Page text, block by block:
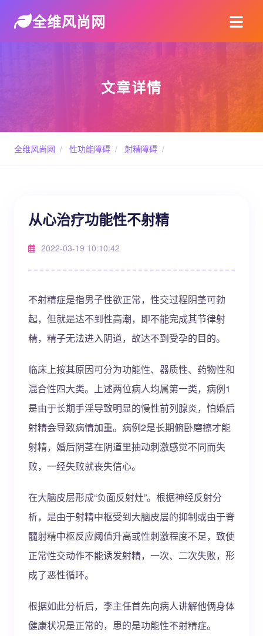
全维风尚网
文章详情
全维风尚网 / 性功能障碍 / 射精障碍 /
从心治疗功能性不射精
2022-03-19 10:10:42
不射精症是指男子性欲正常，性交过程阴茎可勃
起，但就是达不到性高潮，即不能完成其节律射
精，精子无法进入阴道，故达不到受孕的目的。
临床上按其原因可分为功能性、器质性、药物性和
混合性四大类。上述两位病人均属第一类，病例1
是由于长期手淫导致明显的慢性前列腺炎，怕婚后
射精会导致病情加重。病例2是长期俯卧磨擦才能
射精，婚后阴茎在阴道里抽动刺激感觉不同而失
败，一经失败就丧失信心。
在大脑皮层形成“负面反射灶”。根据神经反射分
析，是由于射精中枢受到大脑皮层的抑制或由于脊
髓射精中枢反应阈值升高或性刺激程度不足，致使
正常性交动作不能诱发射精，一次、二次失败，形
成了恶性循环。
根据如此分析后，李主任首先向病人讲解他俩身体
健康状况是正常的，患的是功能性不射精症。